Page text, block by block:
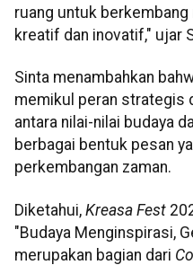
ruang untuk
kreatif dan inovatif," ujar
Sinta menambahkan
memikul peran strategis
antara nilai-nilai budaya
berbagai bentuk pesan
perkembangan zaman.
Diketahui, Kreasa Fest
"Budaya Menginspirasi,
merupakan bagian dari